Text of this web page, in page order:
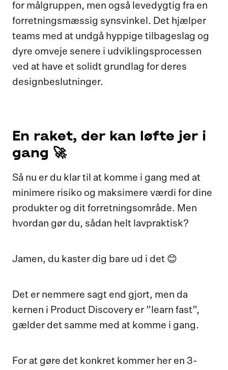
for målgruppen, men også levedygtig fra en
forretningsmæssig synsvinkel. Det hjælper
teams med at undgå hyppige tilbageslag og
dyre omveje senere i udviklingsprocessen
ved at have et solidt grundlag for deres
designbeslutninger.
En raket, der kan løfte jer i
gang 🚀
Så nu er du klar til at komme i gang med at
minimere risiko og maksimere værdi for dine
produkter og dit forretningsområde. Men
hvordan gør du, sådan helt lavpraktisk?
Jamen, du kaster dig bare ud i det 😊
Det er nemmere sagt end gjort, men da
kernen i Product Discovery er ”learn fast”,
gælder det samme med at komme i gang.
For at gøre det konkret kommer her en 3-